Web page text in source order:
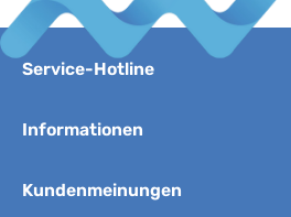
Service-Hotline
Informationen
Kundenmeinungen